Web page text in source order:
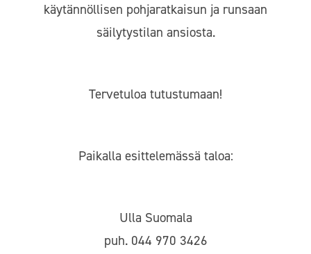
käytännöllisen pohjaratkaisun ja runsaan
säilytystilan ansiosta.
Tervetuloa tutustumaan!
Paikalla esittelemässä taloa:
Ulla Suomala
puh. 044 970 3426